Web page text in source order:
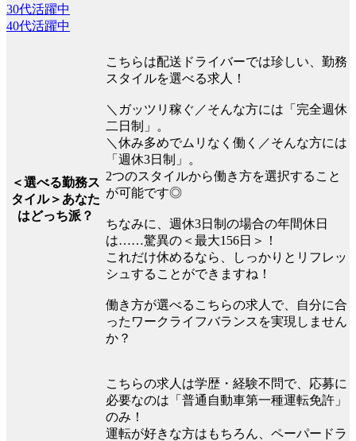
30代活躍中
40代活躍中
＜選べる勤務ス
タイル＞あなた
はどっち派？
こちらは配送ドライバーでは珍しい、勤務
スタイルを選べる求人！
＼ガッツリ稼ぐ／そんな方には「完全週休
二日制」。
＼休み多めでムリなく働く／そんな方には
「週休3日制」。
2つのスタイルから働き方を選択すること
が可能です◎
ちなみに、週休3日制の場合の年間休日
は……驚異の＜最大156日＞！
これだけ休めるなら、しっかりとリフレッ
シュすることができますね！
働き方が選べるこちらの求人で、自分に合
ったワークライフバランスを実現しません
か？
こちらの求人は学歴・経験不問で、応募に
必要なのは「普通自動車第一種運転免許」
のみ！
運転が好きな方はもちろん、ペーパードラ